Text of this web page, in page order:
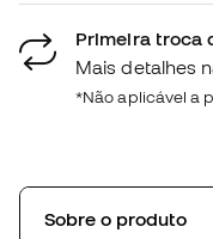
Primeira troca
Mais detalhes
*Não aplicável a
Sobre o produto